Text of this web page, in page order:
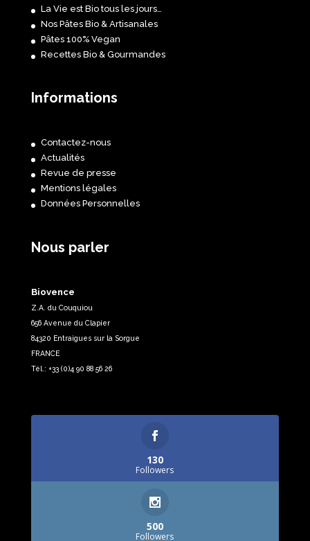
La Vie est Bio tous les jours…
Nos Pâtes Bio & Artisanales
Pâtes 100% Vegan
Recettes Bio & Gourmandes
Informations
Contactez-nous
Actualités
Revue de presse
Mentions légales
Données Personnelles
Nous parler
Biovence
Z.A. du Couquiou
656 Avenue du Clapier
84320 Entraigues sur la Sorgue
FRANCE
Tél.: +33 (0)4 90 88 56 26
130
Followers
500
Followers